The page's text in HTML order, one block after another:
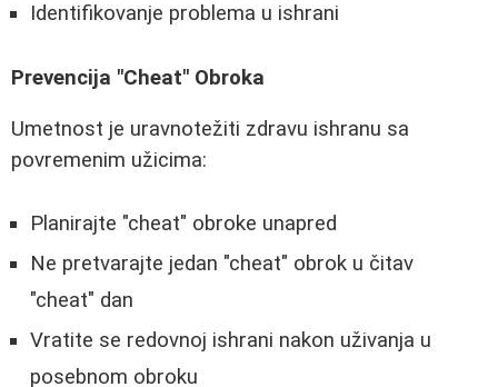
Identifikovanje problema u ishrani
Prevencija "Cheat" Obroka
Umetnost je uravnotežiti zdravu ishranu sa
povremenim užicima:
Planirajte "cheat" obroke unapred
Ne pretvarajte jedan "cheat" obrok u čitav
"cheat" dan
Vratite se redovnoj ishrani nakon uživanja u
posebnom obroku